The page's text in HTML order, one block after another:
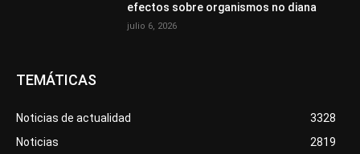
efectos sobre organismos no diana
julio 6, 2026
TEMÁTICAS
Noticias de actualidad
3328
Noticias
2819